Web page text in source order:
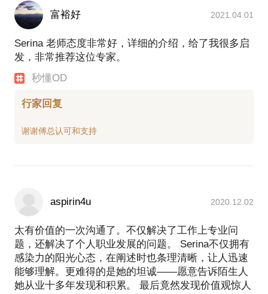
富裕好 2021.04.01
Serina 老师态度非常好，详细的介绍，给了我很多启
发，非常推荐这位专家。
秒懂OD
行家回复
aspirin4u 2020.12.02
太有价值的一次沟通了。不仅解决了工作上专业问
题，还解决了个人职业发展的问题。 Serina不仅拥有
感染力的阳光心态，在阐述时也条理清晰，让人迅速
能够理解。更难得的是她的坦诚——愿意告诉陌生人
她从业十多年发现和积累。 最后竟然发现价值观惊人